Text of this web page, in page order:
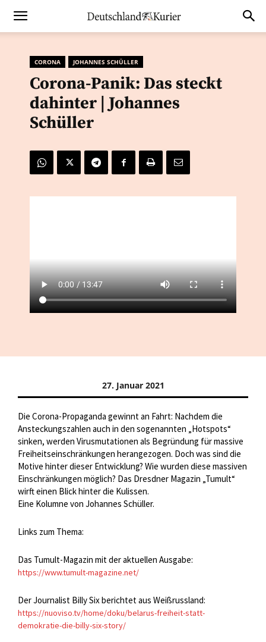
CORONA JOHANNES SCHÜLLER
Corona-Panik: Das steckt
dahinter | Johannes
Schüller
27. Januar 2021
Die Corona-Propaganda gewinnt an Fahrt: Nachdem die
Ansteckungszahlen auch in den sogenannten „Hotspots“
sinken, werden Virusmutationen als Begründung für massive
Freiheitseinschränkungen herangezogen. Doch was sind die
Motive hinter dieser Entwicklung? Wie wurden diese massiven
Einschränkungen möglich? Das Dresdner Magazin „Tumult“
wirft einen Blick hinter die Kulissen.
Eine Kolumne von Johannes Schüller.
Links zum Thema:
Das Tumult-Magazin mit der aktuellen Ausgabe:
https://www.tumult-magazine.net/
Der Journalist Billy Six berichtet aus Weißrussland:
https://nuoviso.tv/home/doku/belarus-freiheit-statt-
demokratie-die-billy-six-story/